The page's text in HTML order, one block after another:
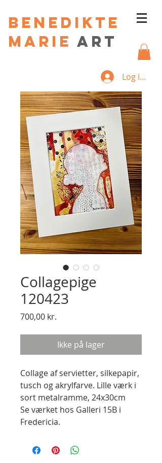
Benedikte
Marie art
Log ind
Collagepige
120423
700,00 kr.
Ikke på lager
Collage af servietter, silkepapir,
tusch og akrylfarve. Lille værk i
sort metalramme, 24x30cm
Se værket hos Galleri 15B i
Fredericia.